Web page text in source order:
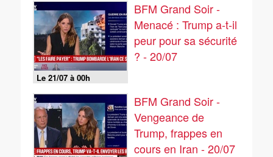
Le 21/07 à 00h
BFM Grand Soir -
Menacé : Trump a-t-il
peur pour sa sécurité
? - 20/07
BFM Grand Soir -
Vengeance de
Trump, frappes en
cours en Iran - 20/07